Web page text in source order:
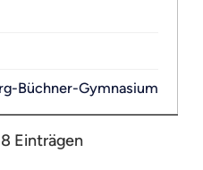
Büchner-Gymnasium
Einträgen